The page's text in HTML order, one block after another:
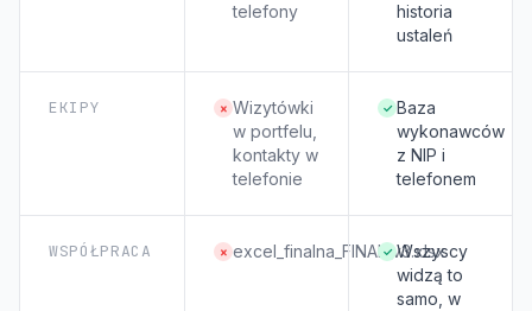
telefony
historia
ustaleń
EKIPY × Wizytówki
w portfelu,
kontakty w
telefonie
✓ Baza
wykonawców
z NIP i
telefonem
WSPÓŁPRACA × excel_finalna_FINAL_v3.xlsx
✓ Wszyscy
widzą to
samo, w